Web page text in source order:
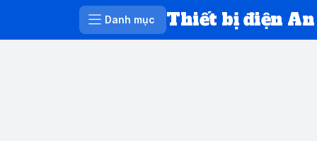
Danh mục Thiết bị điện An